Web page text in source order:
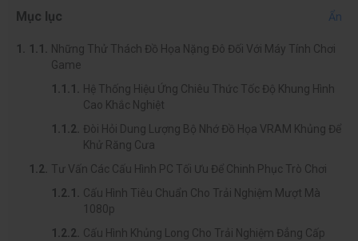
Mục lục Ẩn
Những Thử Thách Đồ Họa Nặng Đô Đối Với Máy Tính Chơi
Game
Hệ Thống Hiệu Ứng Chiêu Thức Tốc Độ Khung Hình
Cao Khắc Nghiệt
Đòi Hỏi Dung Lượng Bộ Nhớ Đồ Họa VRAM Khủng Để
Khử Răng Cưa
Tư Vấn Các Cấu Hình PC Tối Ưu Để Chinh Phục Trò Chơi
Cấu Hình Tiêu Chuẩn Cho Trải Nghiệm Mượt Mà
1080p
Cấu Hình Khủng Long Cho Trải Nghiệm Đẳng Cấp